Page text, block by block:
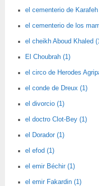
el cementerio de Karafeh
el cementerio de los
el cheikh Aboud Khaled
El Choubrah (1)
el circo de Herodes
el conde de Dreux (1)
el divorcio (1)
el doctro Clot-Bey (1)
el Dorador (1)
el efod (1)
el emir Béchir (1)
el emir Fakardin (1)